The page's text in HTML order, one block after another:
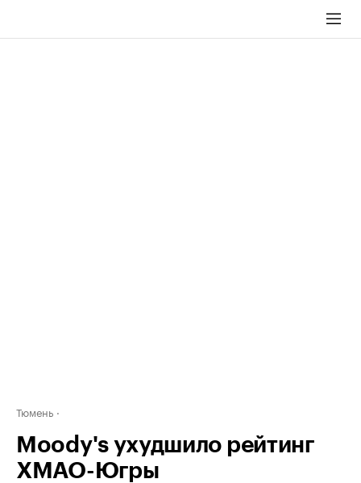
Тюмень
Moody's ухудшило рейтинг
ХМАО-Югры